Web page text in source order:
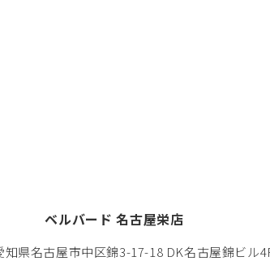
ベルバード 名古屋栄店
知県名古屋市中区錦3-17-18 DK名古屋錦ビル